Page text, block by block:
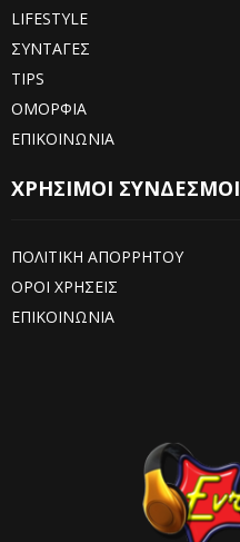
LIFESTYLE
ΣΥΝΤΑΓΕΣ
TIPS
ΟΜΟΡΦΙΑ
ΕΠΙΚΟΙΝΩΝΙΑ
ΧΡΗΣΙΜΟΙ ΣΥΝΔΕΣΜΟΙ
ΠΟΛΙΤΙΚΗ ΑΠΟΡΡΗΤΟΥ
ΟΡΟΙ ΧΡΗΣΕΙΣ
ΕΠΙΚΟΙΝΩΝΙΑ